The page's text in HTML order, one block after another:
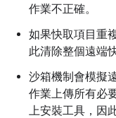
作業不正確。
如果快取項目重
此清除整個遠端
沙箱機制會模擬
作業上傳所有必
上安裝工具，因